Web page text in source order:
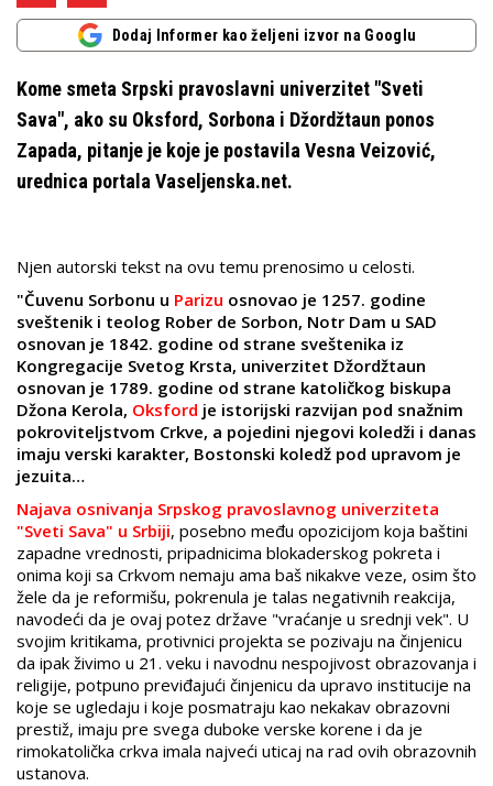
Dodaj Informer kao željeni izvor na Googlu
Kome smeta Srpski pravoslavni univerzitet "Sveti
Sava", ako su Oksford, Sorbona i Džordžtaun ponos
Zapada, pitanje je koje je postavila Vesna Veizović,
urednica portala Vaseljenska.net.
Njen autorski tekst na ovu temu prenosimo u celosti.
"Čuvenu Sorbonu u Parizu osnovao je 1257. godine
sveštenik i teolog Rober de Sorbon, Notr Dam u SAD
osnovan je 1842. godine od strane sveštenika iz
Kongregacije Svetog Krsta, univerzitet Džordžtaun
osnovan je 1789. godine od strane katoličkog biskupa
Džona Kerola, Oksford je istorijski razvijan pod snažnim
pokroviteljstvom Crkve, a pojedini njegovi koledži i danas
imaju verski karakter, Bostonski koledž pod upravom je
jezuita…
Najava osnivanja Srpskog pravoslavnog univerziteta
"Sveti Sava" u Srbiji, posebno među opozicijom koja baštini
zapadne vrednosti, pripadnicima blokaderskog pokreta i
onima koji sa Crkvom nemaju ama baš nikakve veze, osim što
žele da je reformišu, pokrenula je talas negativnih reakcija,
navodeći da je ovaj potez države "vraćanje u srednji vek". U
svojim kritikama, protivnici projekta se pozivaju na činjenicu
da ipak živimo u 21. veku i navodnu nespojivost obrazovanja i
religije, potpuno previđajući činjenicu da upravo institucije na
koje se ugledaju i koje posmatraju kao nekakav obrazovni
prestiž, imaju pre svega duboke verske korene i da je
rimokatolička crkva imala najveći uticaj na rad ovih obrazovnih
ustanova.